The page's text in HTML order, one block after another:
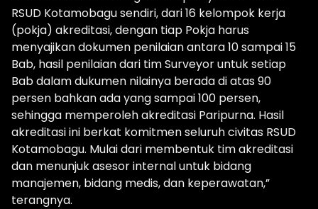
RSUD Kotamobagu sendiri, dari 16 kelompok kerja
(pokja) akreditasi, dengan tiap Pokja harus
menyajikan dokumen penilaian antara 10 sampai 15
Bab, hasil penilaian dari tim Surveyor untuk setiap
Bab dalam dukumen nilainya berada di atas 90
persen bahkan ada yang sampai 100 persen,
sehingga memperoleh akreditasi Paripurna. Hasil
akreditasi ini berkat komitmen seluruh civitas RSUD
Kotamobagu. Mulai dari membentuk tim akreditasi
dan menunjuk asesor internal untuk bidang
manajemen, bidang medis, dan keperawatan,”
terangnya.